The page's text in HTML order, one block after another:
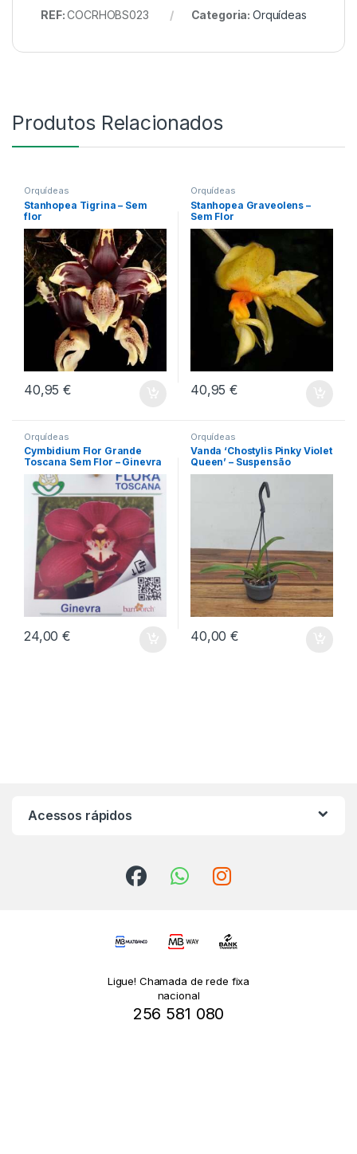
REF:COCRHOBS023 Categoria: Orquídeas
Produtos Relacionados
Orquídeas
Stanhopea Tigrina – Sem
flor
40,95€
Orquídeas
Stanhopea Graveolens –
Sem Flor
40,95€
Orquídeas
Cymbidium Flor Grande
Toscana Sem Flor – Ginevra
24,00€
Orquídeas
Vanda ‘Chostylis Pinky Violet
Queen’ – Suspensão
40,00€
Acessos rápidos
Ligue! Chamada de rede fixa
nacional
256 581 080